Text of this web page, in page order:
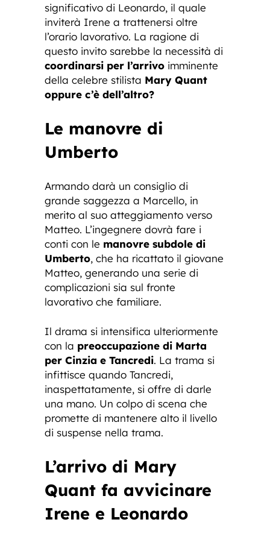
significativo di Leonardo, il quale
inviterà Irene a trattenersi oltre
l’orario lavorativo. La ragione di
questo invito sarebbe la necessità di
coordinarsi per l’arrivo imminente
della celebre stilista Mary Quant
oppure c’è dell’altro?
Le manovre di
Umberto
Armando darà un consiglio di
grande saggezza a Marcello, in
merito al suo atteggiamento verso
Matteo. L’ingegnere dovrà fare i
conti con le manovre subdole di
Umberto, che ha ricattato il giovane
Matteo, generando una serie di
complicazioni sia sul fronte
lavorativo che familiare.
Il drama si intensifica ulteriormente
con la preoccupazione di Marta
per Cinzia e Tancredi. La trama si
infittisce quando Tancredi,
inaspettatamente, si offre di darle
una mano. Un colpo di scena che
promette di mantenere alto il livello
di suspense nella trama.
L’arrivo di Mary
Quant fa avvicinare
Irene e Leonardo